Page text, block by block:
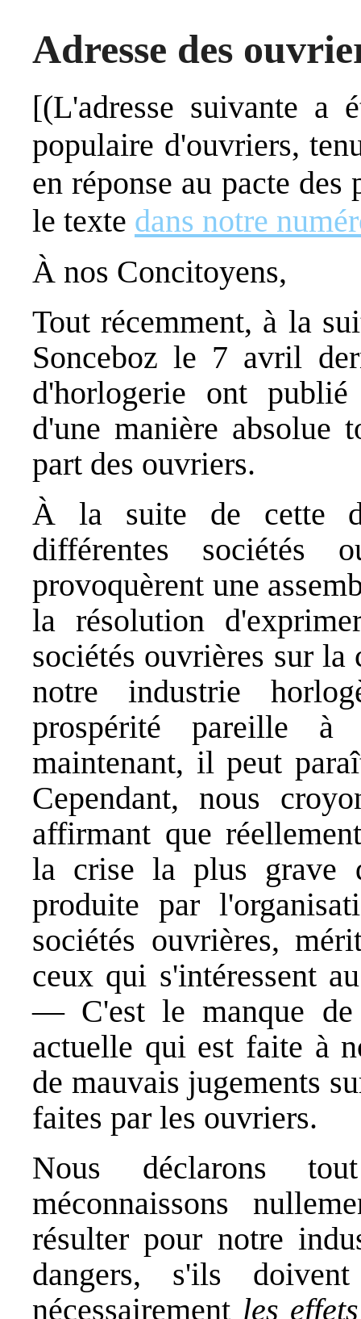
Adresse des
[(L'adresse suivante a
populaire d'ouvriers,
en réponse au pacte
le texte dans notre
À nos Concitoyens,
Tout récemment, à la
Sonceboz le 7 avril
d'horlogerie ont publié
d'une manière absolue
part des ouvriers.
À la suite de cette
différentes sociétés
provoquèrent une
la résolution
sociétés ouvrières sur la
notre industrie
prospérité pareille
maintenant, il peut
Cependant, nous
affirmant que
la crise la plus grave
produite par
sociétés ouvrières,
ceux qui s'intéressent
— C'est le manque de
actuelle qui est faite à
de mauvais jugements
faites par les ouvriers.
Nous déclarons
méconnaissons
résulter pour notre
dangers, s'ils
nécessairement les